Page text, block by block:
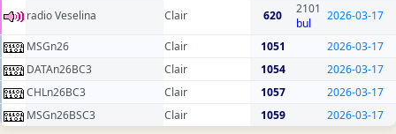
radio Veselina Clair 620
2101
bul
2026-03-17
MSGn26 Clair 1051
2026-03-17
DATAn26BC3
Clair 1054
2026-03-17
CHLn26BC3
Clair 1057
2026-03-17
MSGn26BSC3
Clair 1059 2026-03-17